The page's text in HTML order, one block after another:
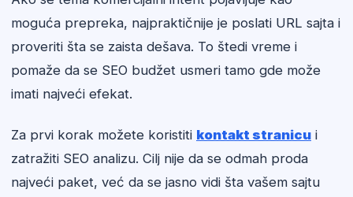
moguća prepreka, najpraktičnije je poslati URL sajta i
proveriti šta se zaista dešava. To štedi vreme i
pomaže da se SEO budžet usmeri tamo gde može
imati najveći efekat.
Za prvi korak možete koristiti kontakt stranicu i
zatražiti SEO analizu. Cilj nije da se odmah proda
najveći paket, već da se jasno vidi šta vašem sajtu